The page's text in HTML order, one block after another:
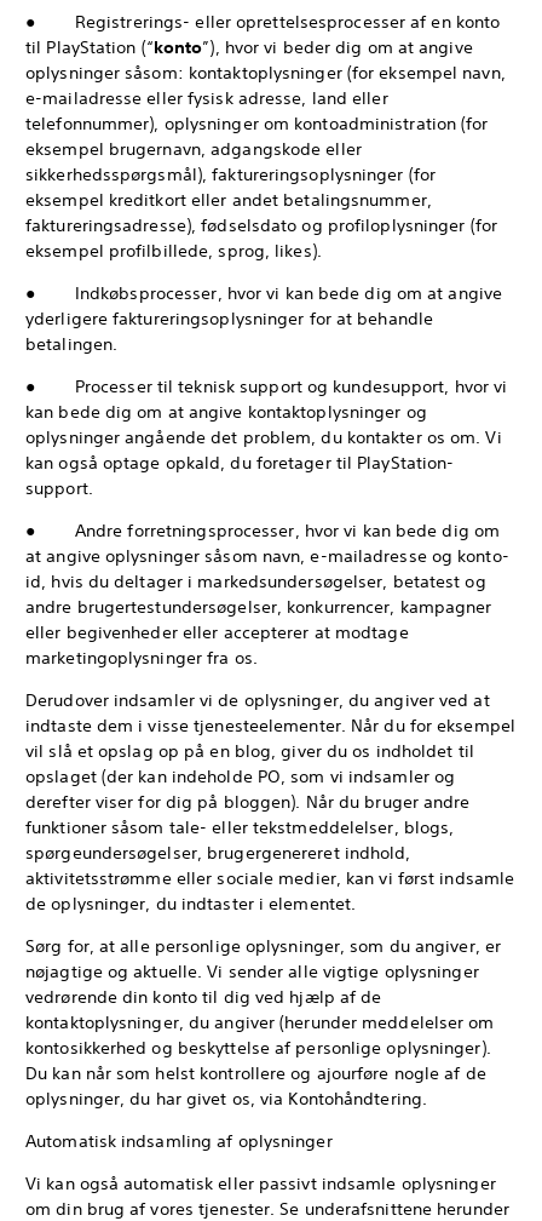
● Registrerings- eller oprettelsesprocesser af en konto
til PlayStation (“konto”), hvor vi beder dig om at angive
oplysninger såsom: kontaktoplysninger (for eksempel navn,
e-mailadresse eller fysisk adresse, land eller
telefonnummer), oplysninger om kontoadministration (for
eksempel brugernavn, adgangskode eller
sikkerhedsspørgsmål), faktureringsoplysninger (for
eksempel kreditkort eller andet betalingsnummer,
faktureringsadresse), fødselsdato og profiloplysninger (for
eksempel profilbillede, sprog, likes).
● Indkøbsprocesser, hvor vi kan bede dig om at angive
yderligere faktureringsoplysninger for at behandle
betalingen.
● Processer til teknisk support og kundesupport, hvor vi
kan bede dig om at angive kontaktoplysninger og
oplysninger angående det problem, du kontakter os om. Vi
kan også optage opkald, du foretager til PlayStation-
support.
● Andre forretningsprocesser, hvor vi kan bede dig om
at angive oplysninger såsom navn, e-mailadresse og konto-
id, hvis du deltager i markedsundersøgelser, betatest og
andre brugertestundersøgelser, konkurrencer, kampagner
eller begivenheder eller accepterer at modtage
marketingoplysninger fra os.
Derudover indsamler vi de oplysninger, du angiver ved at
indtaste dem i visse tjenesteelementer. Når du for eksempel
vil slå et opslag op på en blog, giver du os indholdet til
opslaget (der kan indeholde PO, som vi indsamler og
derefter viser for dig på bloggen). Når du bruger andre
funktioner såsom tale- eller tekstmeddelelser, blogs,
spørgeundersøgelser, brugergenereret indhold,
aktivitetsstrømme eller sociale medier, kan vi først indsamle
de oplysninger, du indtaster i elementet.
Sørg for, at alle personlige oplysninger, som du angiver, er
nøjagtige og aktuelle. Vi sender alle vigtige oplysninger
vedrørende din konto til dig ved hjælp af de
kontaktoplysninger, du angiver (herunder meddelelser om
kontosikkerhed og beskyttelse af personlige oplysninger).
Du kan når som helst kontrollere og ajourføre nogle af de
oplysninger, du har givet os, via Kontohåndtering.
Automatisk indsamling af oplysninger
Vi kan også automatisk eller passivt indsamle oplysninger
om din brug af vores tjenester. Se underafsnittene herunder